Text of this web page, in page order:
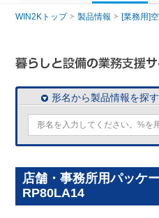
WIN2Kトップ 製品情報 [業務用]
形名から製品情報を探す
店舗・事務所用パッケ
RP80LA14